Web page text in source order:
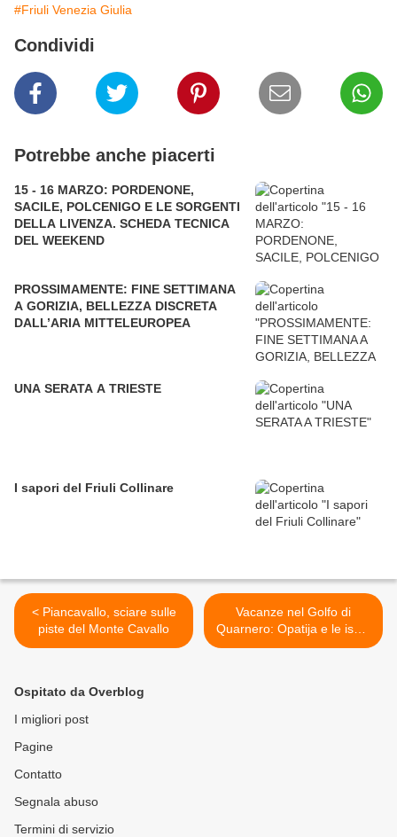
#Friuli Venezia Giulia
Condividi
Potrebbe anche piacerti
15 - 16 MARZO: PORDENONE,
SACILE, POLCENIGO E LE SORGENTI
DELLA LIVENZA. SCHEDA TECNICA
DEL WEEKEND
PROSSIMAMENTE: FINE SETTIMANA
A GORIZIA, BELLEZZA DISCRETA
DALL’ARIA MITTELEUROPEA
UNA SERATA A TRIESTE
I sapori del Friuli Collinare
< Piancavallo, sciare sulle
piste del Monte Cavallo
Vacanze nel Golfo di
Quarnero: Opatija e le isole
di Krk >
Ospitato da Overblog
I migliori post
Pagine
Contatto
Segnala abuso
Termini di servizio